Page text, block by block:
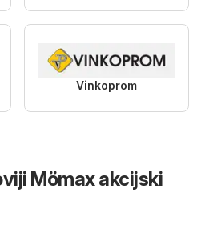
Vinkoprom
Mömax akcijski